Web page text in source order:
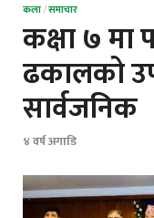
कला/समाचार
कक्षा ७ मा
ढकालको
सार्वजनिक
४ वर्ष अगाडि